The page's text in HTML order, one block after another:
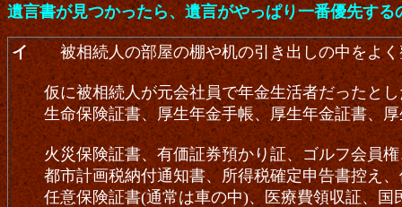
遺言書が見つかったら、遺言がやっぱり一番優先す
イ被相続人の部屋の棚や机の引き出しの中をよく
仮に被相続人が元会社員で年金生活者だったとし
生命保険証書、厚生年金手帳、厚生年金証書、厚
火災保険証書、有価証券預かり証、ゴルフ会員権
都市計画税納付通知書、所得税確定申告書控え、
任意保険証書(通常は車の中)、医療費領収証、国